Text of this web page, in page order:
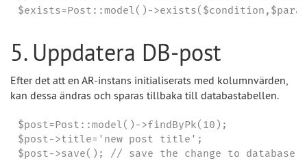
$exists=Post::model()-
5. Uppdatera DB-post
Efter det att en AR-instans initialiserats med kolumnvärden,
kan dessa ändras och sparas tillbaka till databastabellen.
$post=Post::model()->findByPk(10);
$post->title='new post title';
$post->save(); // save the change to database